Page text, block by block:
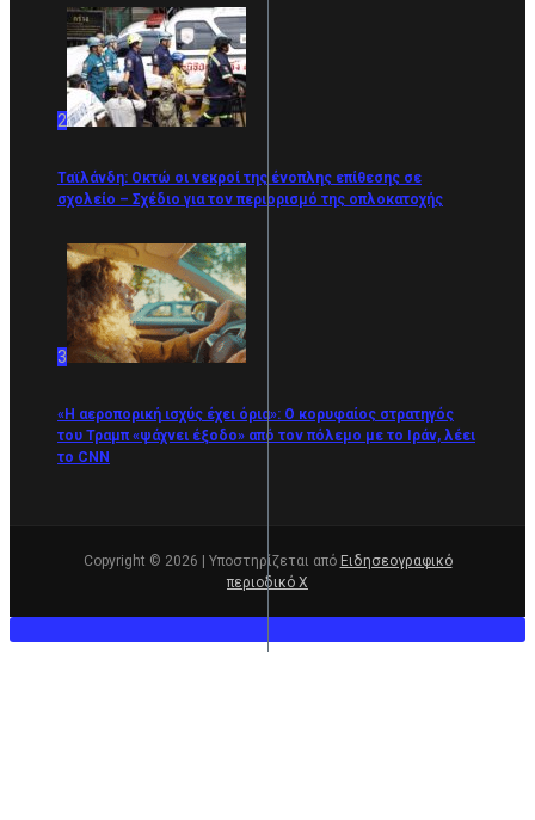
2
Ταϊλάνδη: Οκτώ οι νεκροί της ένοπλης επίθεσης σε
σχολείο – Σχέδιο για τον περιορισμό της οπλοκατοχής
3
«Η αεροπορική ισχύς έχει όρια»: Ο κορυφαίος στρατηγός
του Τραμπ «ψάχνει έξοδο» από τον πόλεμο με το Ιράν, λέει
το CNN
Copyright © 2026 | Υποστηρίζεται από Ειδησεογραφικό
περιοδικό Χ